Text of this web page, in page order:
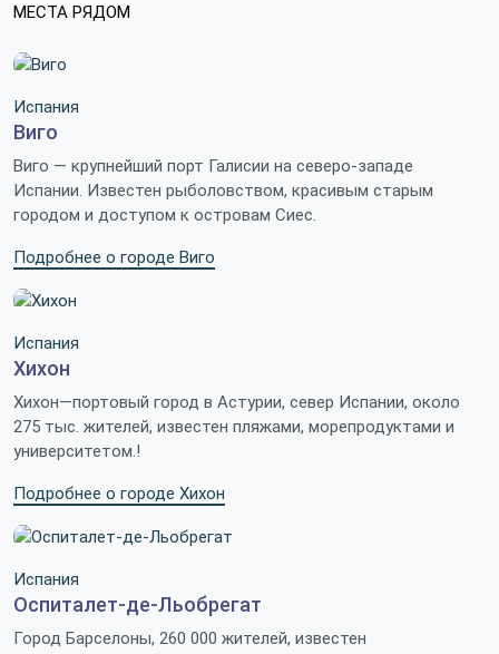
МЕСТА РЯДОМ
Испания
Виго
Виго — крупнейший порт Галисии на северо-западе
Испании. Известен рыболовством, красивым старым
городом и доступом к островам Сиес.
Подробнее о городе Виго
Испания
Хихон
Хихон—портовый город в Астурии, север Испании, около
275 тыс. жителей, известен пляжами, морепродуктами и
университетом.!
Подробнее о городе Хихон
Испания
Оспиталет-де-Льобрегат
Город Барселоны, 260 000 жителей, известен